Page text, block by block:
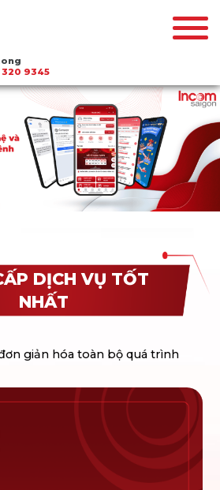
9345
DỊCH VỤ TỐT
NHẤT
giản hóa toàn bộ quá trình